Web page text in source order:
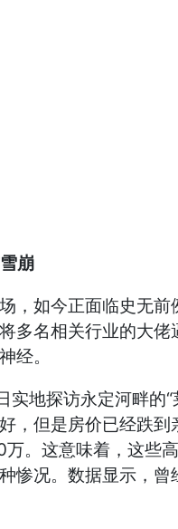
崩
，如今正面临史无
多名相关行业的大
经。
实地探访永定河畔
，但是房价已经跌
。这意味着，这些
惨况。数据显示，